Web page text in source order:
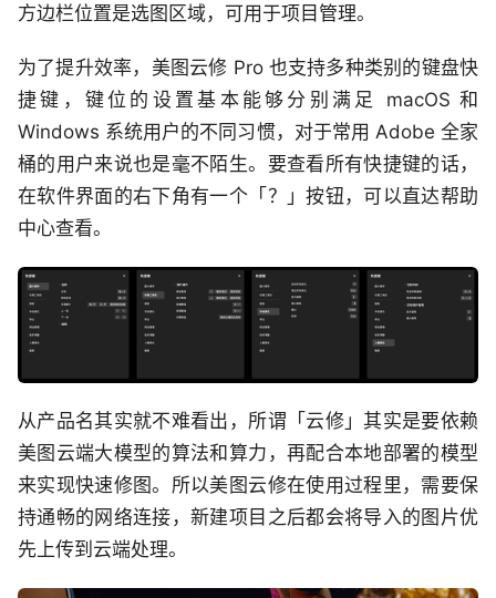
方边栏位置是选图区域，可用于项目管理。
为了提升效率，美图云修 Pro 也支持多种类别的键盘快
捷键，键位的设置基本能够分别满足 macOS 和
Windows 系统用户的不同习惯，对于常用 Adobe 全家
桶的用户来说也是毫不陌生。要查看所有快捷键的话，
在软件界面的右下角有一个「？」按钮，可以直达帮助
中心查看。
从产品名其实就不难看出，所谓「云修」其实是要依赖
美图云端大模型的算法和算力，再配合本地部署的模型
来实现快速修图。所以美图云修在使用过程里，需要保
持通畅的网络连接，新建项目之后都会将导入的图片优
先上传到云端处理。